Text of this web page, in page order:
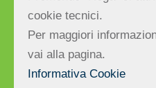
R.E.A. di FC n.298283
| PEC:
(c) Albero Maestro
cookie tecnici.
Per maggiori
vai alla pagina.
Informativa Cookie